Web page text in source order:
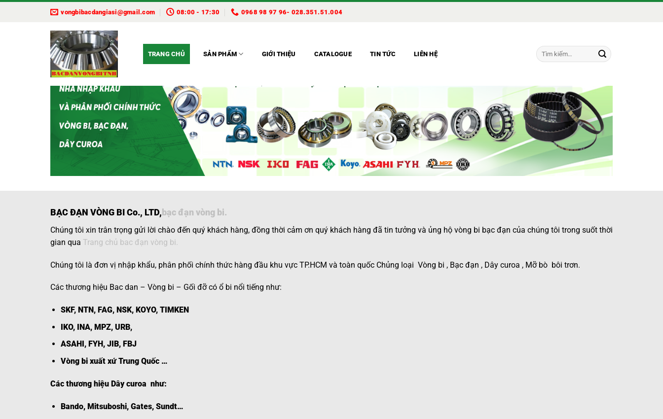
vongbibacdangiasi@gmail.com 08:00 - 17:30 0968 98 97 96- 028.351.51.004
TRANG CHỦ SẢN PHẨM GIỚI THIỆU CATALOGUE TIN TỨC LIÊN HỆ
Tìm
kiếm:
BẠC ĐẠN VÒNG BICo., LTD,bạc đạn vòng bi.
Chúng tôi xin trân trọng gửi lời chào đến quý khách hàng, đồng thời cảm ơn quý khách hàng đã tin tưởng và ủng hộ vòng bi bạc đạn của chúng tôi trong suốt thời
gian qua Trang chủ bac đạn vòng bi.
Chúng tôi là đơn vị nhập khẩu, phân phối chính thức hàng đầu khu vực TP.HCM và toàn quốc Chủng loại Vòng bi , Bạc đạn , Dây curoa , Mỡ bò bôi trơn.
Các thương hiệu Bac dan – Vòng bi – Gối đỡcó ổ bi nổi tiếng như:
SKF, NTN, FAG, NSK, KOYO, TIMKEN
IKO, INA, MPZ, URB,
ASAHI, FYH, JIB, FBJ
Vòng bi xuất xứ Trung Quốc …
Các thương hiệu Dây curoa như:
Bando, Mitsuboshi, Gates, Sundt…